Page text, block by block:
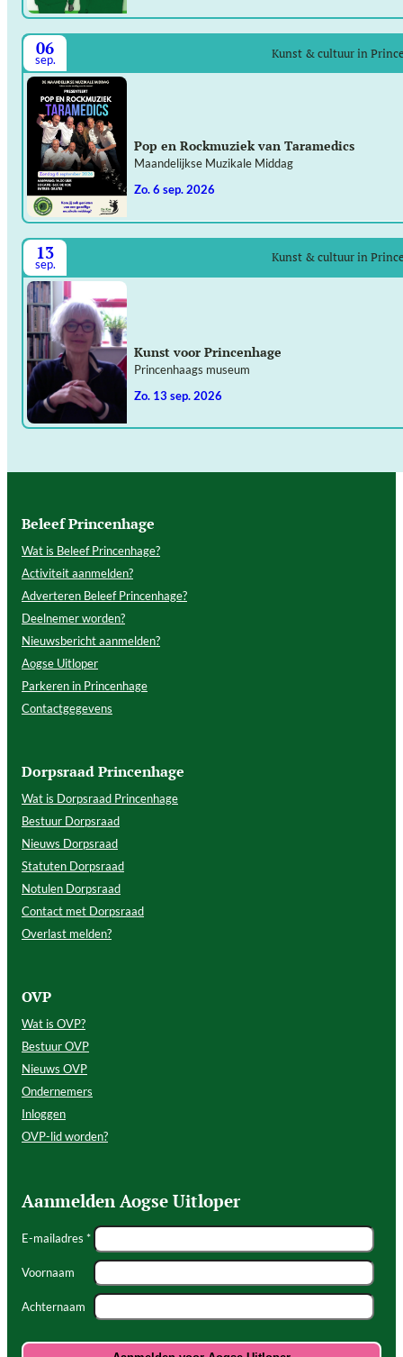
06
sep. Kunst & cultuur in
Pop en Rockmuziek van Taramedics
Maandelijkse Muzikale Middag
zo. 6 sep. 2026
13
sep. Kunst & cultuur in
Kunst voor Princenhage
Princenhaags museum
zo. 13 sep. 2026
Beleef Princenhage
Wat is Beleef Princenhage?
Activiteit aanmelden?
Adverteren Beleef Princenhage?
Deelnemer worden?
Nieuwsbericht aanmelden?
Aogse Uitloper
Parkeren in Princenhage
Contactgegevens
Dorpsraad Princenhage
Wat is Dorpsraad Princenhage
Bestuur Dorpsraad
Nieuws Dorpsraad
Statuten Dorpsraad
Notulen Dorpsraad
Contact met Dorpsraad
Overlast melden?
OVP
Wat is OVP?
Bestuur OVP
Nieuws OVP
Ondernemers
Inloggen
OVP-lid worden?
Aanmelden Aogse Uitloper
E-mailadres *
Voornaam
Achternaam